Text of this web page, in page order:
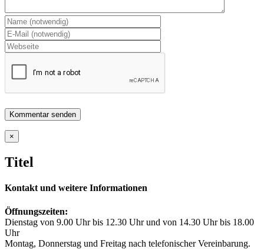
Close
product
view
×
Titel
Kontakt und weitere Informationen
Öffnungszeiten:
Dienstag von 9.00 Uhr bis 12.30 Uhr und von 14.30 Uhr bis 18.00
Uhr
Montag, Donnerstag und Freitag nach telefonischer Vereinbarung.